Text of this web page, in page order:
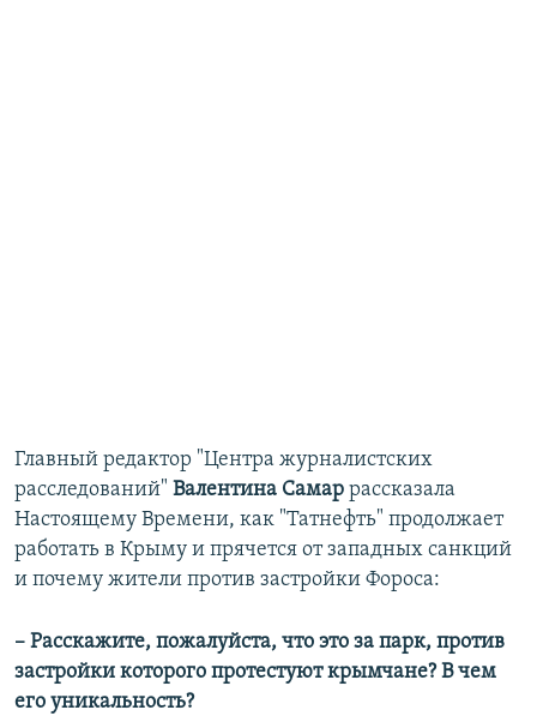
Главный редактор "Центра журналистских
расследований" Валентина Самар рассказала
Настоящему Времени, как "Татнефть" продолжает
работать в Крыму и прячется от западных санкций
и почему жители против застройки Фороса:
– Расскажите, пожалуйста, что это за парк, против
застройки которого протестуют крымчане? В чем
его уникальность?